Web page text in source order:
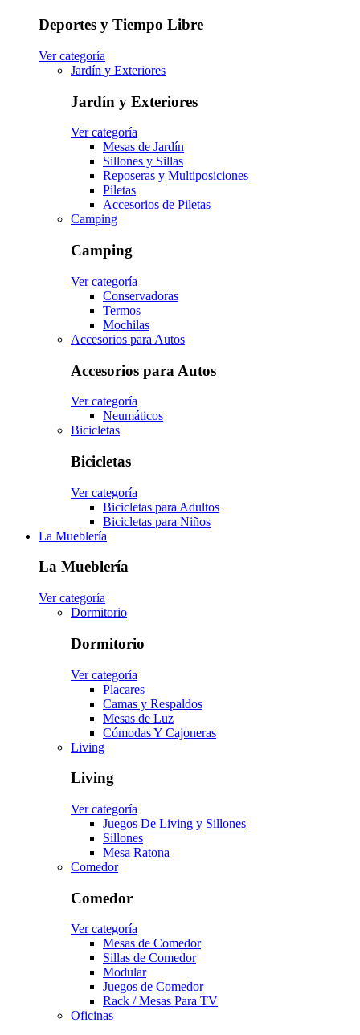
Deportes y Tiempo Libre
Ver categoría
Jardín y Exteriores
Jardín y Exteriores
Ver categoría
Mesas de Jardín
Sillones y Sillas
Reposeras y Multiposiciones
Piletas
Accesorios de Piletas
Camping
Camping
Ver categoría
Conservadoras
Termos
Mochilas
Accesorios para Autos
Accesorios para Autos
Ver categoría
Neumáticos
Bicicletas
Bicicletas
Ver categoría
Bicicletas para Adultos
Bicicletas para Niños
La Mueblería
La Mueblería
Ver categoría
Dormitorio
Dormitorio
Ver categoría
Placares
Camas y Respaldos
Mesas de Luz
Cómodas Y Cajoneras
Living
Living
Ver categoría
Juegos De Living y Sillones
Sillones
Mesa Ratona
Comedor
Comedor
Ver categoría
Mesas de Comedor
Sillas de Comedor
Modular
Juegos de Comedor
Rack / Mesas Para TV
Oficinas